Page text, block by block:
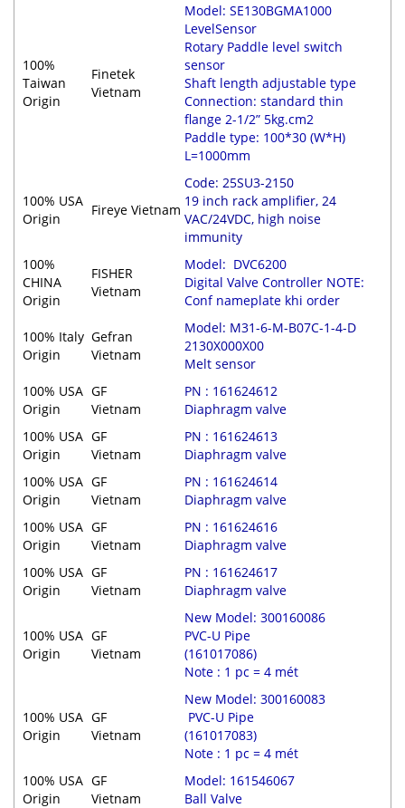
100%
Taiwan
Origin
Finetek
Vietnam
Model: SE130BGMA1000
LevelSensor
Rotary Paddle level switch
sensor
Shaft length adjustable type
Connection: standard thin
flange 2-1/2” 5kg.cm2
Paddle type: 100*30 (W*H)
L=1000mm
100% USA
Origin
Fireye Vietnam
Code: 25SU3-2150
19 inch rack amplifier, 24
VAC/24VDC, high noise
immunity
100%
CHINA
Origin
FISHER
Vietnam
Model: DVC6200
Digital Valve Controller NOTE:
Conf nameplate khi order
100% Italy
Origin
Gefran
Vietnam
Model: M31-6-M-B07C-1-4-D
2130X000X00
Melt sensor
100% USA
Origin
GF
Vietnam
PN : 161624612
Diaphragm valve
100% USA
Origin
GF
Vietnam
PN : 161624613
Diaphragm valve
100% USA
Origin
GF
Vietnam
PN : 161624614
Diaphragm valve
100% USA
Origin
GF
Vietnam
PN : 161624616
Diaphragm valve
100% USA
Origin
GF
Vietnam
PN : 161624617
Diaphragm valve
100% USA
Origin
GF
Vietnam
New Model: 300160086
PVC-U Pipe
(161017086)
Note : 1 pc = 4 mét
100% USA
Origin
GF
Vietnam
New Model: 300160083
PVC-U Pipe
(161017083)
Note : 1 pc = 4 mét
100% USA
Origin
GF
Vietnam
Model: 161546067
Ball Valve